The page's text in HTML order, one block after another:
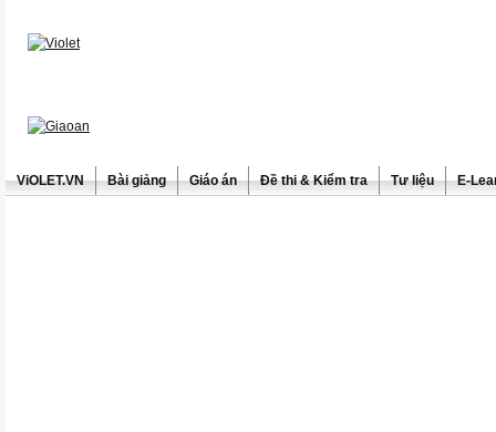
ViOLET.VN Bài giảng Giáo án Đề thi & Kiểm tra Tư liệu E-